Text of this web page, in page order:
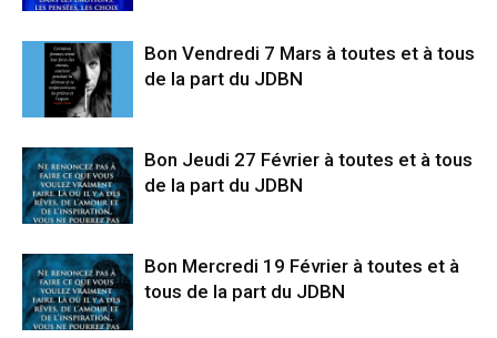
Bon Vendredi 7 Mars à toutes et à tous
de la part du JDBN
Bon Jeudi 27 Février à toutes et à tous
de la part du JDBN
Bon Mercredi 19 Février à toutes et à
tous de la part du JDBN